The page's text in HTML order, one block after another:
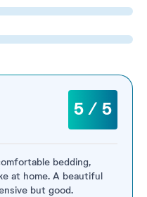
5 / 5
bedding,
at home. A beautiful
but good.